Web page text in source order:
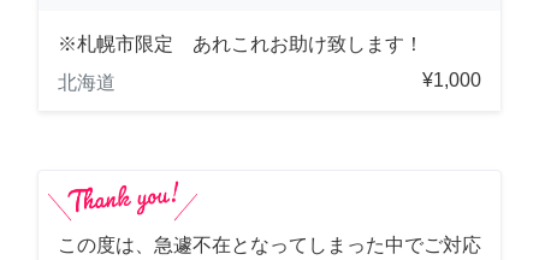
※札幌市限定 あれこれお助け致します！
北海道
¥1,000
この度は、急遽不在となってしまった中でご対応